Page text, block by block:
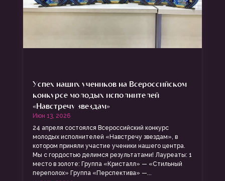
Успех наших учеников на Всероссийском
конкурсе молодых исполнителей
«Навстречу звездам»
Июн 13, 2026
24 апреля состоялся Всероссийский конкурс
молодых исполнителей «Навстречу звездам», в
котором приняли участие ученики нашего центра.
Мы с гордостью делимся результатами! Лауреаты: 1
место в золоте: Группа «Кристалл» — «Стильный
переполох» Группа «Перспектива» —...